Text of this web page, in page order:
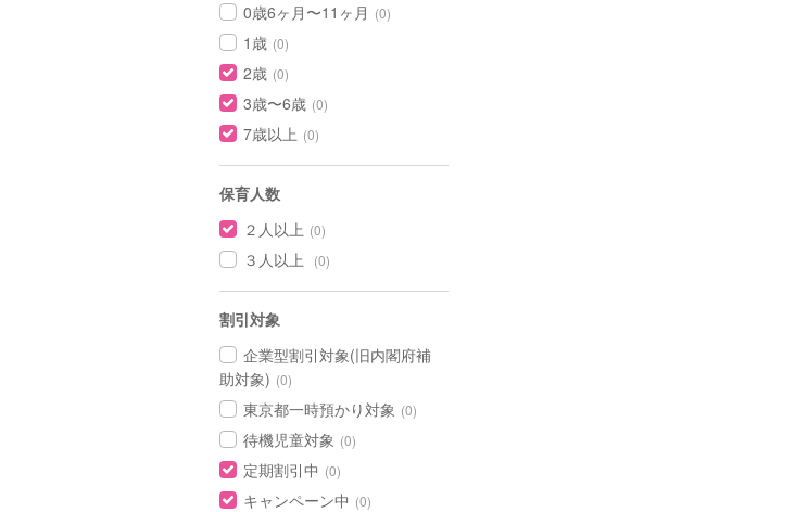
0歳6ヶ月〜11ヶ月 (0)
1歳 (0)
2歳 (0)
3歳〜6歳 (0)
7歳以上 (0)
保育人数
２人以上 (0)
３人以上 (0)
割引対象
企業型割引対象(旧内閣府補
助対象) (0)
東京都一時預かり対象 (0)
待機児童対象 (0)
定期割引中 (0)
キャンペーン中 (0)